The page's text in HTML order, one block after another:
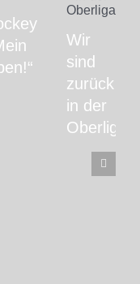
Wir
sind
zurück
in der
Oberliga!